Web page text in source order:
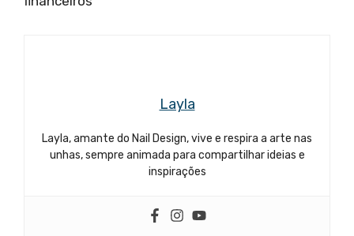
Layla
Layla, amante do Nail Design, vive e respira a arte nas
unhas, sempre animada para compartilhar ideias e
inspirações